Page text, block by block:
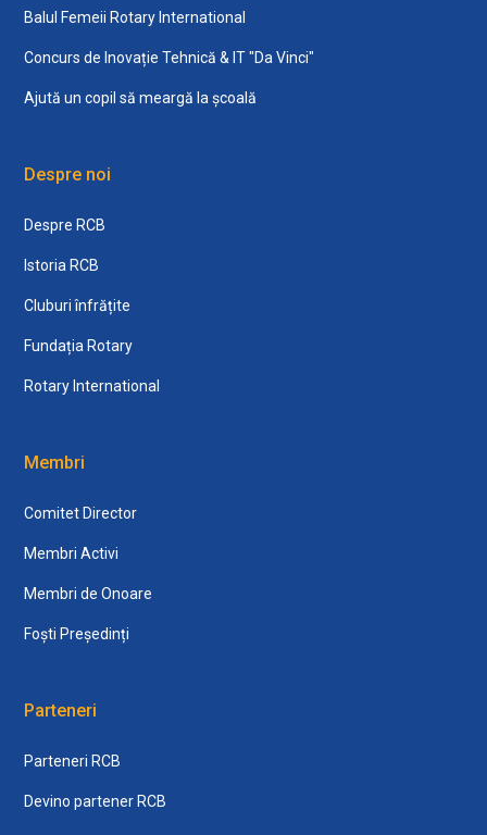
Balul Femeii Rotary International
Concurs de Inovație Tehnică & IT "Da Vinci"
Ajută un copil să meargă la școală
Despre noi
Despre RCB
Istoria RCB
Cluburi înfrățite
Fundația Rotary
Rotary International
Membri
Comitet Director
Membri Activi
Membri de Onoare
Foști Președinți
Parteneri
Parteneri RCB
Devino partener RCB